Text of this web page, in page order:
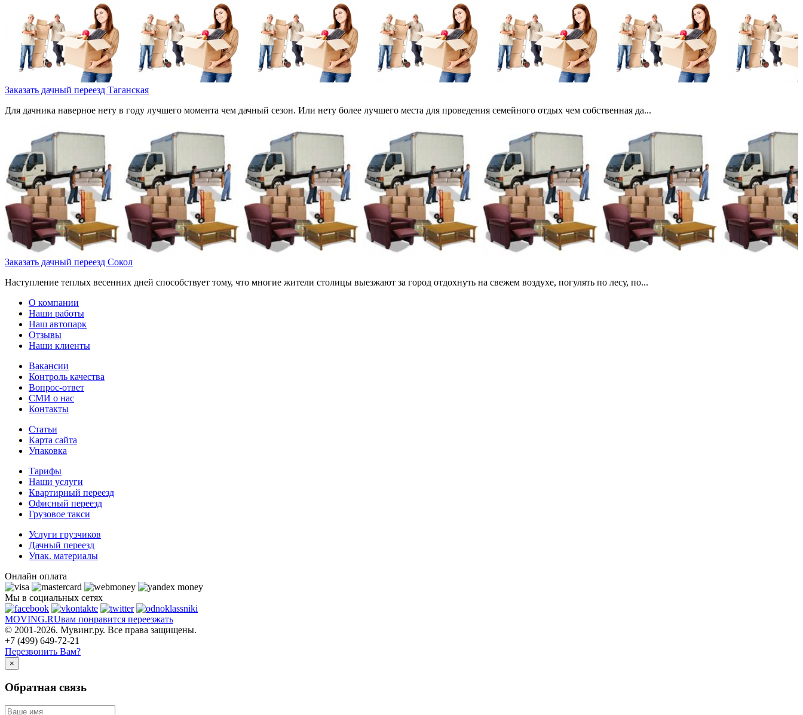
Заказать дачный переезд Таганская
Для дачника наверное нету в году лучшего момента чем дачный сезон. Или нету более лучшего места для проведения семейного отдых чем собственная да...
Заказать дачный переезд Сокол
Наступление теплых весенних дней способствует тому, что многие жители столицы выезжают за город отдохнуть на свежем воздухе, погулять по лесу, по...
О компании
Наши работы
Наш автопарк
Отзывы
Наши клиенты
Вакансии
Контроль качества
Вопрос-ответ
СМИ о нас
Контакты
Статьи
Карта сайта
Упаковка
Тарифы
Наши услуги
Квартирный переезд
Офисный переезд
Грузовое такси
Услуги грузчиков
Дачный переезд
Упак. материалы
Онлайн оплата
Мы в социальных сетях
MOVING.RUвам понравится переезжать
© 2001-2026. Мувинг.ру. Все права защищены.
+7 (499) 649-72-21
Перезвонить Вам?
×
Обратная связь